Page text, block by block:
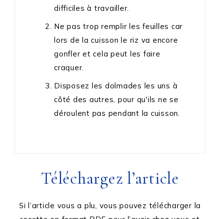
difficiles à travailler.
Ne pas trop remplir les feuilles car
lors de la cuisson le riz va encore
gonfler et cela peut les faire
craquer.
Disposez les dolmades les uns à
côté des autres, pour qu'ils ne se
déroulent pas pendant la cuisson.
Téléchargez l’article
Si l’article vous a plu, vous pouvez télécharger la